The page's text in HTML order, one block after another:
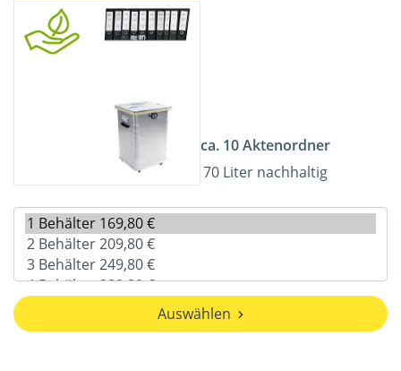
ca. 10 Aktenordner
70 Liter nachhaltig
Auswählen